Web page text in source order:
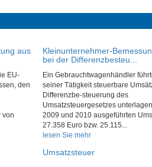
aus
EU-
den
von
Kleinunternehmer-
bei der Differenzbesteu...
Ein Gebrauchtwagenhändler
seiner Tätigkeit steuerbare
Differenzbe-steuerung des
Umsatzsteuergesetzes
2009 und 2010 ausgeführten
27.358 Euro bzw. 25.115...
lesen Sie mehr
Umsatzsteuer